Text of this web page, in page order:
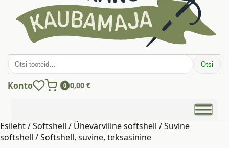
Otsi: Otsi
Konto 0 0,00 €
Esileht/Softshell / Ühevärviline softshell /Suvine
softshell / Softshell, suvine, teksasinine